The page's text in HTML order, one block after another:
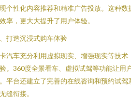
个性化内容推荐和精准广告投放。这种
率，更大大提升了用户体验。
打造沉浸式购车体验
汽车充分利用虚拟现实、增强现实等技
。360度全景看车、虚拟试驾等功能让用
平台还建立了完善的在线咨询和预约试
缝衔接。